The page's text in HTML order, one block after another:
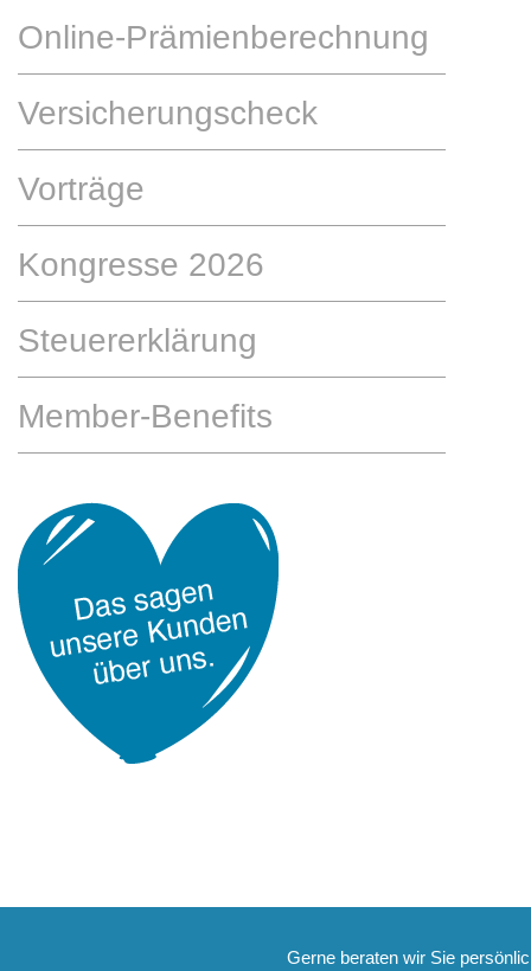
Online-Prämienberechnung
Versicherungscheck
Vorträge
Kongresse 2026
Steuererklärung
Member-Benefits
Gerne beraten wir Sie